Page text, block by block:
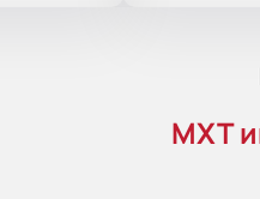
МХТ